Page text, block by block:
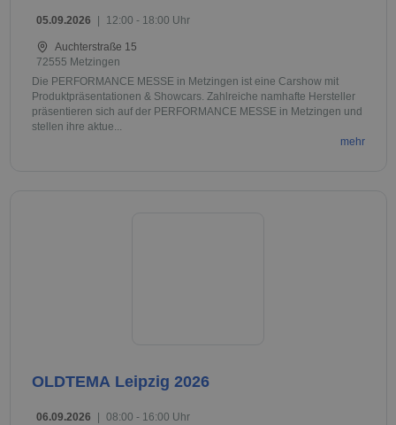
05.09.2026 12:00 - 18:00 Uhr
Auchterstraße 15
72555 Metzingen
Die PERFORMANCE MESSE in Metzingen ist eine Carshow mit
Produktpräsentationen & Showcars. Zahlreiche namhafte Hersteller
präsentieren sich auf der PERFORMANCE MESSE in Metzingen und
stellen ihre aktue...
mehr
OLDTEMA Leipzig 2026
06.09.2026 08:00 - 16:00 Uhr